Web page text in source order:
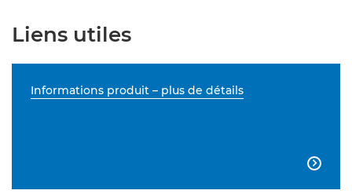
Liens utiles
Informations produit – plus de détails
